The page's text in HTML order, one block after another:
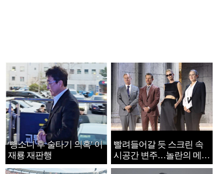
‘뺑소니 후 술타기 의혹’ 이
재룡 재판행
빨려들어갈 듯 스크린 속
시공간 변주…놀란의 메시
지는 ‘전쟁 속죄’